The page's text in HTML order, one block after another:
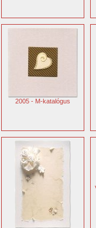
2005 - M-katalógus